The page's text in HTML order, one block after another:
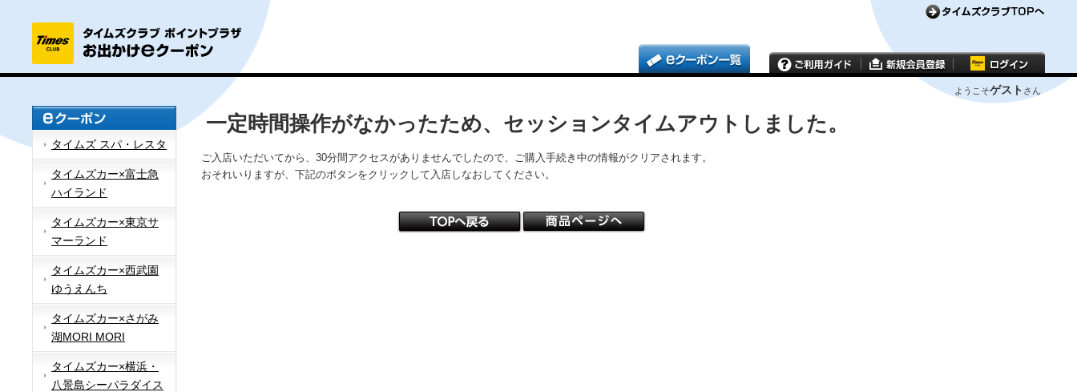
ようこそゲスト さん
タイムズ スパ・レスタ
タイムズカー×富士急
ハイランド
タイムズカー×東京サ
マーランド
タイムズカー×西武園
ゆうえんち
タイムズカー×さがみ
湖MORI MORI
タイムズカー×横浜・
八景島シーパラダイス
一定時間操作がなかったため、セッションタイムアウトしました。
ご入店いただいてから、30分間アクセスがありませんでしたので、ご購入手続き中の情報がクリアされます。
おそれいりますが、下記のボタンをクリックして入店しなおしてください。